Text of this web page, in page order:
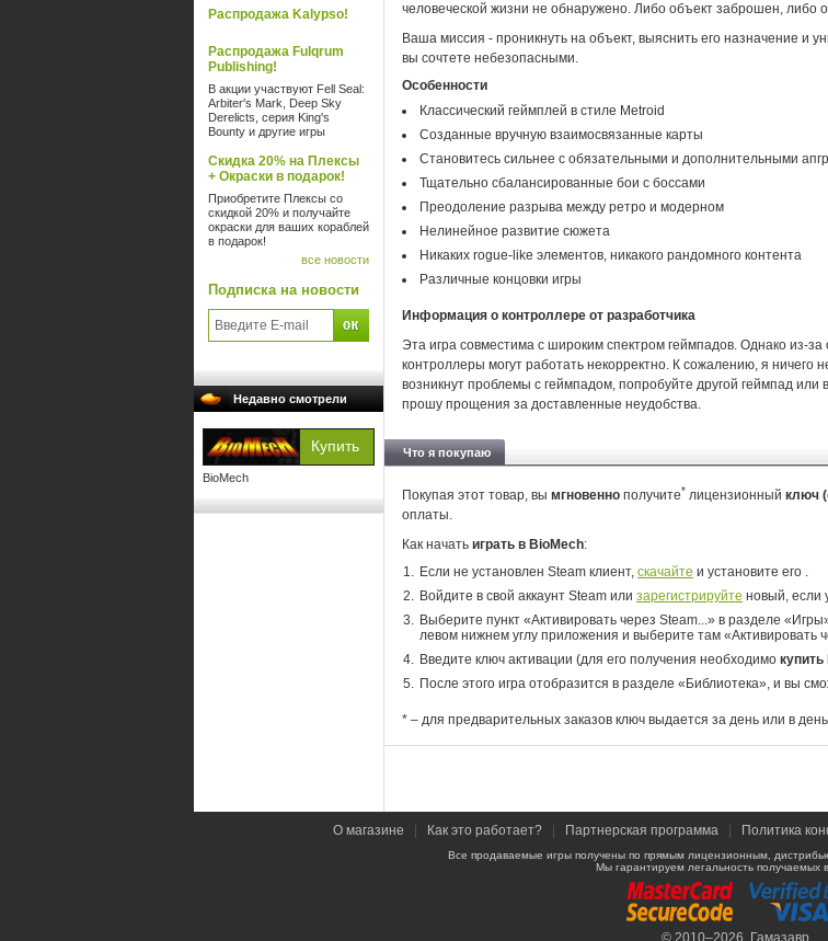
Распродажа Kalypso!
Распродажа Fulqrum
Publishing!
В акции участвуют Fell Seal:
Arbiter's Mark, Deep Sky
Derelicts, серия King's
Bounty и другие игры
Скидка 20% на Плексы
+ Окраски в подарок!
Приобретите Плексы со
скидкой 20% и получайте
окраски для ваших кораблей
в подарок!
все новости
Подписка на новости
Недавно смотрели
BioMech
человеческой жизни не обнаружено. Либо объект заброшен, либо
Ваша миссия - проникнуть на объект, выяснить его назначение и
вы сочтете небезопасными.
Особенности
Классический геймплей в стиле Metroid
Созданные вручную взаимосвязанные карты
Становитесь сильнее с обязательными и дополнительными
Тщательно сбалансированные бои с боссами
Преодоление разрыва между ретро и модерном
Нелинейное развитие сюжета
Никаких rogue-like элементов, никакого рандомного контента
Различные концовки игры
Информация о контроллере от разработчика
Эта игра совместима с широким спектром геймпадов. Однако из-
контроллеры могут работать некорректно. К сожалению, я ничего
возникнут проблемы с геймпадом, попробуйте другой геймпад или
прошу прощения за доставленные неудобства.
Что я покупаю
Покупая этот товар, вы мгновенно получите* лицензионный ключ
оплаты.
Как начать играть в BioMech:
Если не установлен Steam клиент, скачайте и установите его .
Войдите в свой аккаунт Steam или зарегистрируйте новый, если
Выберите пункт «Активировать через Steam...» в разделе
левом нижнем углу приложения и выберите там «Активировать
Введите ключ активации (для его получения необходимо
После этого игра отобразится в разделе «Библиотека», и вы
* – для предварительных заказов ключ выдается за день или в
О магазине Как это работает? Партнерская программа Политика
Все продаваемые игры получены по прямым лицензионным,
Мы гарантируем легальность получаемых
© 2010–2026, Гамазавр